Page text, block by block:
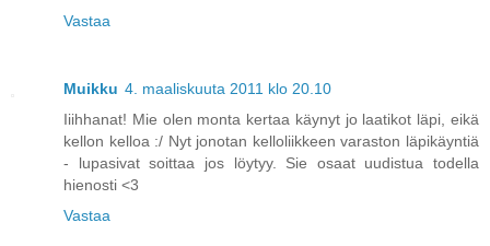
Vastaa
Muikku 4. maaliskuuta 2011 klo 20.10
Iiihhanat! Mie olen monta kertaa käynyt jo laatikot läpi, eikä
kellon kelloa :/ Nyt jonotan kelloliikkeen varaston läpikäyntiä
- lupasivat soittaa jos löytyy. Sie osaat uudistua todella
hienosti <3
Vastaa